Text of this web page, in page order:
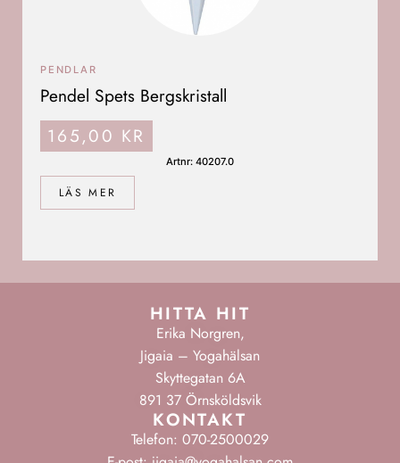
LÄS MER
PENDLAR
Pendel Spets Bergskristall
165,00 KR
Artnr: 40207.0
HITTA HIT
Erika Norgren,
Jigaia – Yogahälsan
Skyttegatan 6A
891 37 Örnsköldsvik
KONTAKT
Telefon: 070-2500029